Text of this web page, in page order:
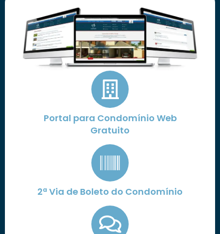
Portal para Condomínio Web
Gratuito
2ª Via de Boleto do Condomínio